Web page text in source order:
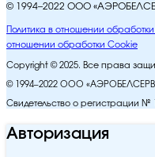
© 1994–2022 ООО
Политика в отношении
отношении обработки Cookie
Copyright © 2025. Все права
© 1994–2022 ООО
Свидетельство о регистрации №
Авторизация